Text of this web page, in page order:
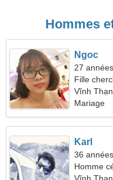
Hommes
Ngoc
27
Fille
Vĩnh
Mariage
Karl
36
Homme